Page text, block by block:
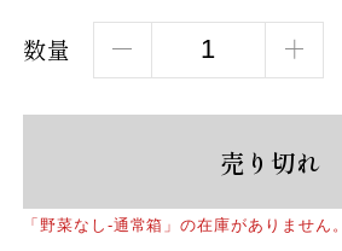
数量
売り切れ
「野菜なし-通常箱」の在庫がありません。